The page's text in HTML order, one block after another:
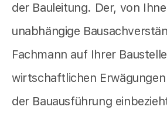
der Bauleitung. Der, von
unabhängige
Fachmann auf Ihrer
wirtschaftlichen
der Bauausführung